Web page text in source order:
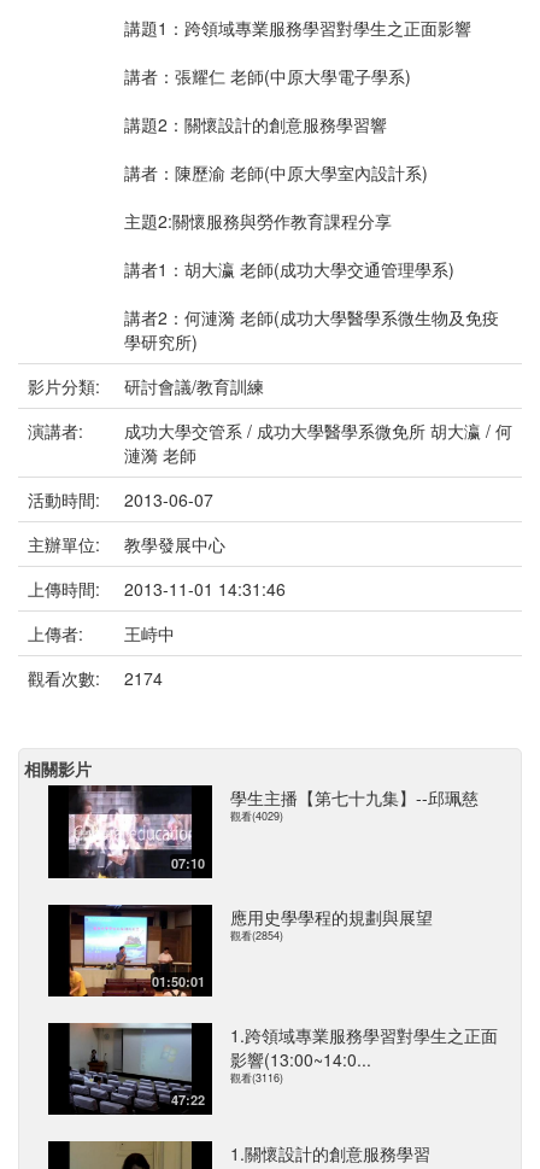
講題1：跨領域專業服務學習對學生之正面影響
講者：張耀仁 老師(中原大學電子學系)
講題2：關懷設計的創意服務學習響
講者：陳歷渝 老師(中原大學室內設計系)
主題2:關懷服務與勞作教育課程分享
講者1：胡大瀛 老師(成功大學交通管理學系)
講者2：何漣漪 老師(成功大學醫學系微生物及免疫
學研究所)
影片分類:
研討會議/教育訓練
演講者:
成功大學交管系 / 成功大學醫學系微免所 胡大瀛 / 何
漣漪 老師
活動時間:
2013-06-07
主辦單位:
教學發展中心
上傳時間:
2013-11-01 14:31:46
上傳者:
王峙中
觀看次數:
2174
相關影片
07:10
學生主播【第七十九集】--邱珮慈
觀看(4029)
01:50:01
應用史學學程的規劃與展望
觀看(2854)
47:22
1.跨領域專業服務學習對學生之正面
影響(13:00~14:0...
觀看(3116)
1.關懷設計的創意服務學習